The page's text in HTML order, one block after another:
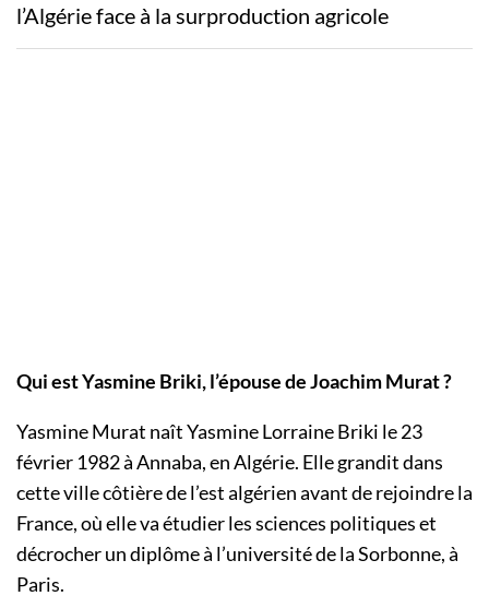
l’Algérie face à la surproduction agricole
Qui est Yasmine Briki, l’épouse de Joachim Murat ?
Yasmine Murat naît Yasmine Lorraine Briki le 23
février 1982 à Annaba, en Algérie. Elle grandit dans
cette ville côtière de l’est algérien avant de rejoindre la
France, où elle va étudier les sciences politiques et
décrocher un diplôme à l’université de la Sorbonne, à
Paris.